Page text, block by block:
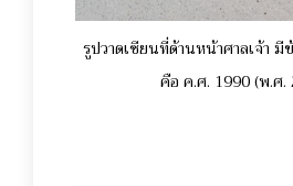
รูปวาดเซียนที่ด้านหน้าศาลเจ้า มี
คือ ค.ศ. 1990 (พ.ศ.